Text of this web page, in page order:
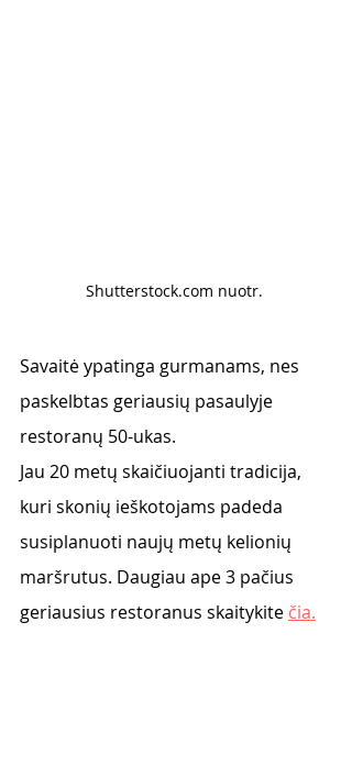
Shutterstock.com nuotr.
Savaitė ypatinga gurmanams, nes
paskelbtas geriausių pasaulyje
restoranų 50-ukas.
Jau 20 metų skaičiuojanti tradicija,
kuri skonių ieškotojams padeda
susiplanuoti naujų metų kelionių
maršrutus. Daugiau ape 3 pačius
geriausius restoranus skaitykite čia.